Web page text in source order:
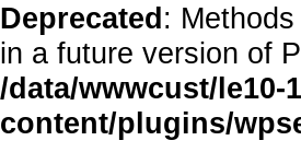
Deprecated:
in a future version of
/data/wwwcust/le10-
content/plugins/